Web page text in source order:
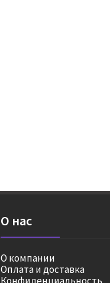
О нас
О компании
Оплата и доставка